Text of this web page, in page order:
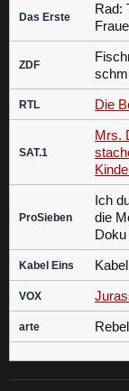
Das Erste
Rad:
ZDF
RTL Die
SAT.1
Mrs.
ProSieben
Ich
die
Doku
Kabel Eins
VOX
arte